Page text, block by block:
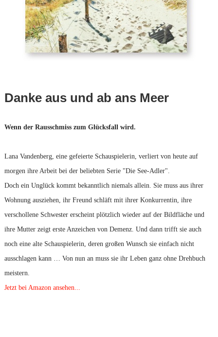
Danke aus und ab ans Meer
Wenn der Rausschmiss zum Glücksfall wird.
Lana Vandenberg, eine gefeierte Schauspielerin, verliert von heute auf
morgen ihre Arbeit bei der beliebten Serie "Die See-Adler".
Doch ein Unglück kommt bekanntlich niemals allein. Sie muss aus ihrer
Wohnung ausziehen, ihr Freund schläft mit ihrer Konkurrentin, ihre
verschollene Schwester erscheint plötzlich wieder auf der Bildfläche und
ihre Mutter zeigt erste Anzeichen von Demenz. Und dann trifft sie auch
noch eine alte Schauspielerin, deren großen Wunsch sie einfach nicht
ausschlagen kann … Von nun an muss sie ihr Leben ganz ohne Drehbuch
meistern.
Jetzt bei Amazon ansehen...